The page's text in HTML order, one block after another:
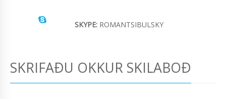
SKYPE: ROMANTSIBULSKY
SKRIFAÐU OKKUR SKILABOÐ